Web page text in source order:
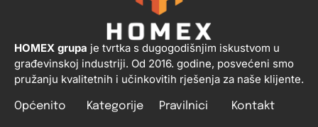
HOMEX grupa je tvrtka s dugogodišnjim iskustvom u
građevinskoj industriji. Od 2016. godine, posvećeni smo
pružanju kvalitetnih i učinkovitih rješenja za naše klijente.
Općenito Kategorije Pravilnici Kontakt